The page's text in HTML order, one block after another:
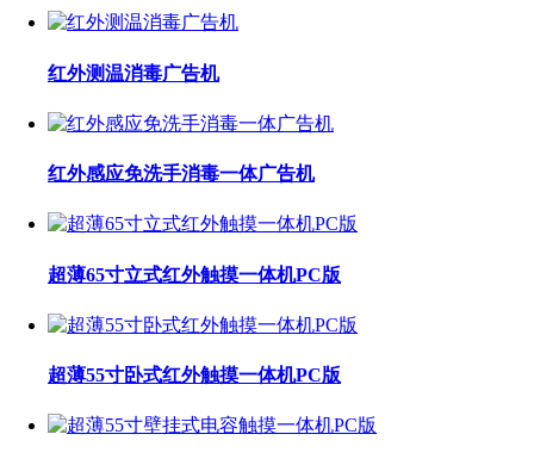
红外测温消毒广告机
红外感应免洗手消毒一体广告机
超薄65寸立式红外触摸一体机PC版
超薄55寸卧式红外触摸一体机PC版